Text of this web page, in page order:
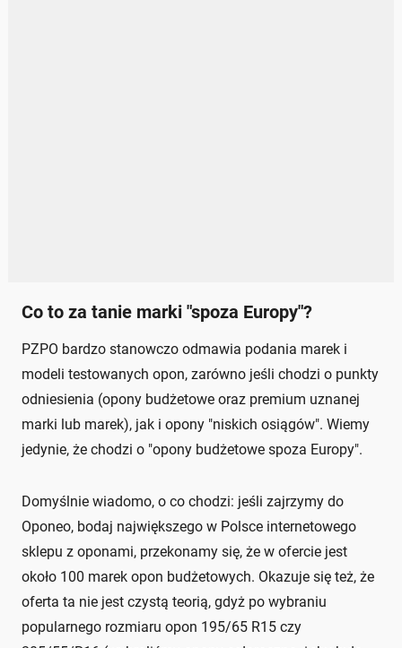
Co to za tanie marki "spoza Europy"?
PZPO bardzo stanowczo odmawia podania marek i
modeli testowanych opon, zarówno jeśli chodzi o punkty
odniesienia (opony budżetowe oraz premium uznanej
marki lub marek), jak i opony "niskich osiągów". Wiemy
jedynie, że chodzi o "opony budżetowe spoza Europy".
Domyślnie wiadomo, o co chodzi: jeśli zajrzymy do
Oponeo, bodaj największego w Polsce internetowego
sklepu z oponami, przekonamy się, że w ofercie jest
około 100 marek opon budżetowych. Okazuje się też, że
oferta ta nie jest czystą teorią, gdyż po wybraniu
popularnego rozmiaru opon 195/65 R15 czy